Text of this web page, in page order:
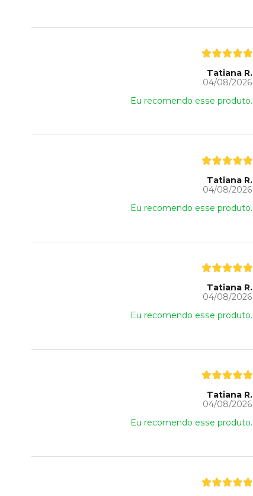
Tatiana R.
04/08/2026
Eu recomendo esse produto.
Tatiana R.
04/08/2026
Eu recomendo esse produto.
Tatiana R.
04/08/2026
Eu recomendo esse produto.
Tatiana R.
04/08/2026
Eu recomendo esse produto.